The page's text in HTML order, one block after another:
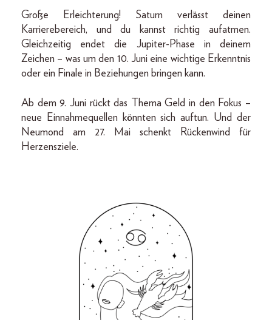
Große Erleichterung! Saturn verlässt deinen
Karrierebereich, und du kannst richtig aufatmen.
Gleichzeitig endet die Jupiter-Phase in deinem
Zeichen – was um den 10. Juni eine wichtige Erkenntnis
oder ein Finale in Beziehungen bringen kann.
Ab dem 9. Juni rückt das Thema Geld in den Fokus –
neue Einnahmequellen könnten sich auftun. Und der
Neumond am 27. Mai schenkt Rückenwind für
Herzensziele.